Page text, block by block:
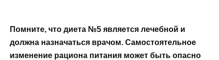
Помните, что диета №5 является лечебной и
должна назначаться врачом. Самостоятельное
изменение рациона питания может быть опасно